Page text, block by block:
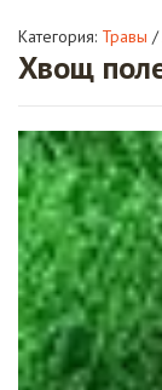
Категория: Травы /
Хвощ